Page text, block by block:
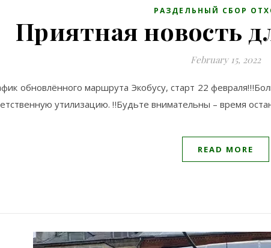
РАЗДЕЛЬНЫЙ СБОР
Приятная новость
February 15, 2022
обновлённого маршрута Экобусу, старт 22
утилизацию. ‼️Будьте внимательны – время
READ MORE